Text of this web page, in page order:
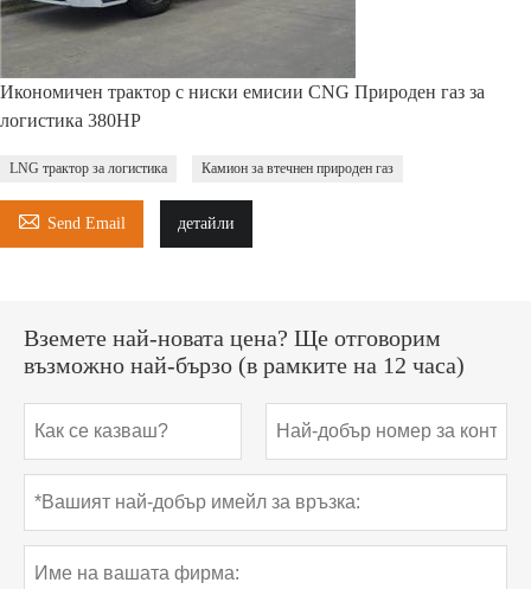
Икономичен трактор с ниски емисии CNG Природен газ за
логистика 380HP
LNG трактор за логистика Камион за втечнен природен газ
 Send Email детайли
Вземете най-новата цена? Ще отговорим
възможно най-бързо (в рамките на 12 часа)